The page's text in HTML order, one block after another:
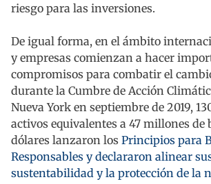
riesgo para las inversiones.
De igual forma, en el ámbito
y empresas comienzan a hacer
compromisos para combatir el
durante la Cumbre de Acción
Nueva York en septiembre de 2019,
activos equivalentes a 47 millones de
dólares lanzaron los Principios para
Responsables y declararon alinear
sustentabilidad y la protección de la